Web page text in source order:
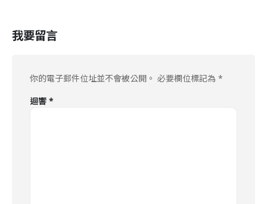
我要留言
你的電子郵件位址並不會被公開。 必要欄位標記為 *
迴響 *